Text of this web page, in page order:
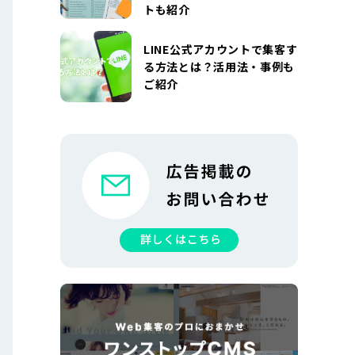
トも紹介
LINE公式アカウントで集客す
る方法とは？活用法・事例も
ご紹介